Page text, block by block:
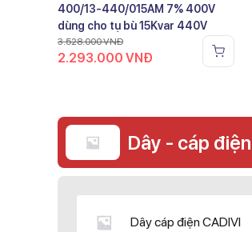
400/13-440/015AM 7% 400V
dùng cho tụ bù 15Kvar 440V
3.528.000VNĐ
2.293.000 VNĐ
Dây - cáp điện
Dây cáp điện CADIVI